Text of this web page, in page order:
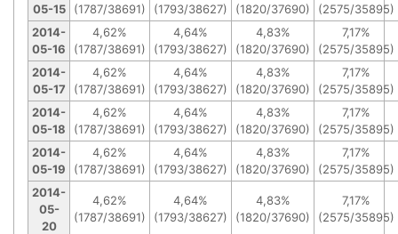
05-15
(1787/38691)
(1793/38627)
(1820/37690)
(2575/35895)
2014-
05-16
4,62%
(1787/38691)
4,64%
(1793/38627)
4,83%
(1820/37690)
7,17%
(2575/35895)
2014-
05-17
4,62%
(1787/38691)
4,64%
(1793/38627)
4,83%
(1820/37690)
7,17%
(2575/35895)
2014-
05-18
4,62%
(1787/38691)
4,64%
(1793/38627)
4,83%
(1820/37690)
7,17%
(2575/35895)
2014-
05-19
4,62%
(1787/38691)
4,64%
(1793/38627)
4,83%
(1820/37690)
7,17%
(2575/35895)
2014-
05-
20
4,62%
(1787/38691)
4,64%
(1793/38627)
4,83%
(1820/37690)
7,17%
(2575/35895)